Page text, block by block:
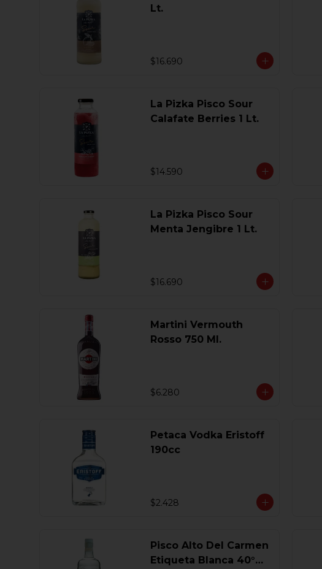
Lt.
$16.690
La Pizka Pisco Sour
Calafate Berries 1 Lt.
$14.590
La Pizka Pisco Sour
Menta Jengibre 1 Lt.
$16.690
Martini Vermouth
Rosso 750 Ml.
$6.280
Petaca Vodka Eristoff
190cc
$2.428
Pisco Alto Del Carmen
Etiqueta Blanca 40°